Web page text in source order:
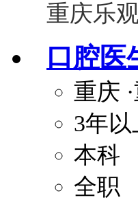
重庆乐
口腔医
重庆
3年以
本科
全职